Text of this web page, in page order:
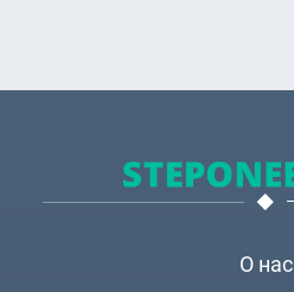
О нас